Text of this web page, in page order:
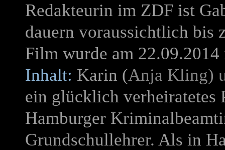
Redakteurin im ZDF ist
dauern voraussichtlich bis
Film wurde am
Inhalt: Karin (Anja Kling)
ein glücklich verheiratetes
Hamburger
Grundschullehrer. Als in